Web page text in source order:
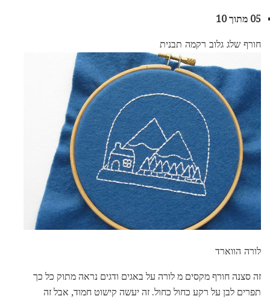
05 מתוך 10
חורף שלג גלוב רקמה תבנית
לורה הווארד
זה סצנה חורף מקסים מ לורה על באגים ודגים נראה מתוק כל כך
תפרים לבן על רקע כחול כחול. זה יעשה קישוט חמוד, אבל זה